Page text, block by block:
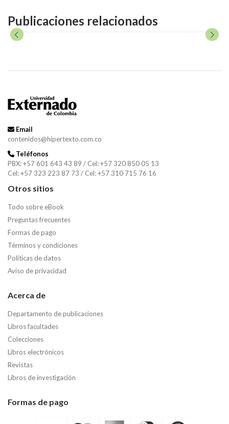
Publicaciones relacionados
Email
contenidos@hipertexto.com.co
Teléfonos
PBX: +57 601 643 43 89 / Cel: +57 320 850 05 13
Cel: +57 323 223 87 73 / Cel: +57 310 715 76 16
Otros sitios
Todo sobre eBook
Preguntas frecuentes
Formas de pago
Términos y condiciones
Políticas de datos
Aviso de privacidad
Acerca de
Departamento de publicaciones
Libros facultades
Colecciones
Libros electrónicos
Revistas
Libros de investigación
Formas de pago